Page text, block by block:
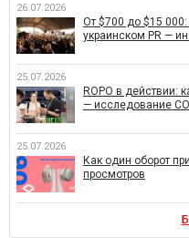
26.07.2026
От $700 до $15 000:
украинском PR —
25.07.2026
ROPO в действии:
— исследование
25.07.2026
Как один оборот
просмотров